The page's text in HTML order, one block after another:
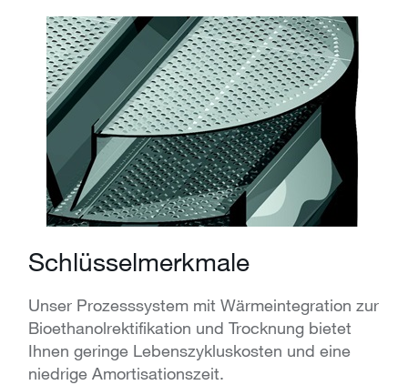
Schlüsselmerkmale
Unser Prozesssystem mit Wärmeintegration zur
Bioethanolrektifikation und Trocknung bietet
Ihnen geringe Lebenszykluskosten und eine
niedrige Amortisationszeit.